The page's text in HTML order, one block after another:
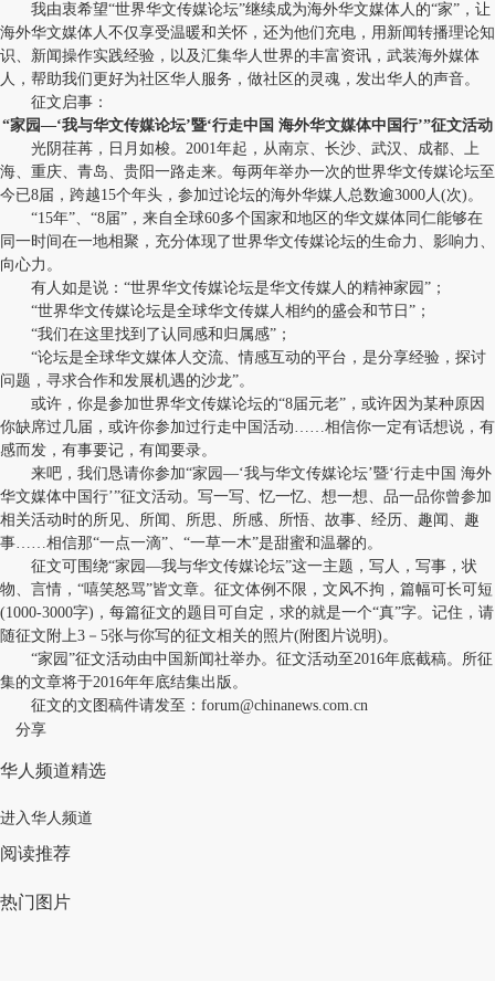
我由衷希望“世界华文传媒论坛”继续成为海外华文媒体人的“家”，让
海外华文媒体人不仅享受温暖和关怀，还为他们充电，用新闻转播理论知
识、新闻操作实践经验，以及汇集华人世界的丰富资讯，武装海外媒体
人，帮助我们更好为社区华人服务，做社区的灵魂，发出华人的声音。
征文启事：
“家园—‘我与华文传媒论坛’暨‘行走中国 海外华文媒体中国行’”征文活动
光阴荏苒，日月如梭。2001年起，从南京、长沙、武汉、成都、上
海、重庆、青岛、贵阳一路走来。每两年举办一次的世界华文传媒论坛至
今已8届，跨越15个年头，参加过论坛的海外华媒人总数逾3000人(次)。
“15年”、“8届”，来自全球60多个国家和地区的华文媒体同仁能够在
同一时间在一地相聚，充分体现了世界华文传媒论坛的生命力、影响力、
向心力。
有人如是说：“世界华文传媒论坛是华文传媒人的精神家园”；
“世界华文传媒论坛是全球华文传媒人相约的盛会和节日”；
“我们在这里找到了认同感和归属感”；
“论坛是全球华文媒体人交流、情感互动的平台，是分享经验，探讨
问题，寻求合作和发展机遇的沙龙”。
或许，你是参加世界华文传媒论坛的“8届元老”，或许因为某种原因
你缺席过几届，或许你参加过行走中国活动……相信你一定有话想说，有
感而发，有事要记，有闻要录。
来吧，我们恳请你参加“家园—‘我与华文传媒论坛’暨‘行走中国 海外
华文媒体中国行’”征文活动。写一写、忆一忆、想一想、品一品你曾参加
相关活动时的所见、所闻、所思、所感、所悟、故事、经历、趣闻、趣
事……相信那“一点一滴”、“一草一木”是甜蜜和温馨的。
征文可围绕“家园—我与华文传媒论坛”这一主题，写人，写事，状
物、言情，“嘻笑怒骂”皆文章。征文体例不限，文风不拘，篇幅可长可短
(1000-3000字)，每篇征文的题目可自定，求的就是一个“真”字。记住，请
随征文附上3－5张与你写的征文相关的照片(附图片说明)。
“家园”征文活动由中国新闻社举办。征文活动至2016年底截稿。所征
集的文章将于2016年年底结集出版。
征文的文图稿件请发至： forum@chinanews.com.cn
分享
华人频道精选
进入华人频道
阅读推荐
热门图片